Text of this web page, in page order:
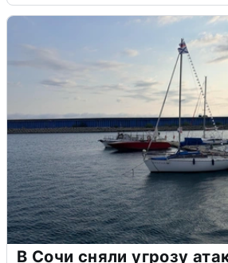
В Сочи сняли угрозу